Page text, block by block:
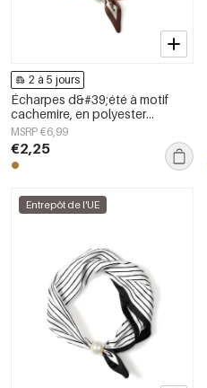
2 à 5 jours
Écharpes d&#39;été à motif
cachemire, en polyester
décontracté, accessoires du
quotidien
MSRP €6,99
€2,25
Entrepôt de l'UE